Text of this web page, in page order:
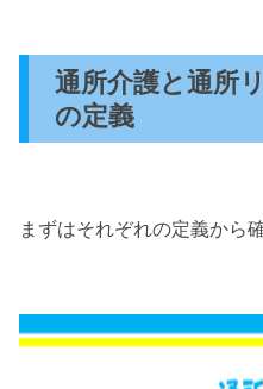
通所介護と通所
の定義
まずはそれぞれの定義から